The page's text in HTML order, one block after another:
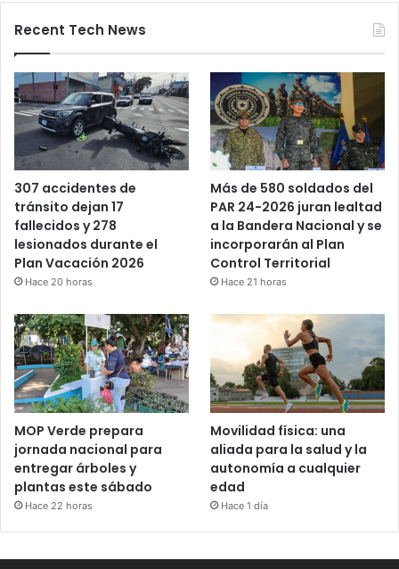
Recent Tech News
307 accidentes de
tránsito dejan 17
fallecidos y 278
lesionados durante el
Plan Vacación 2026
Hace 20 horas
Más de 580 soldados del
PAR 24-2026 juran lealtad
a la Bandera Nacional y se
incorporarán al Plan
Control Territorial
Hace 21 horas
MOP Verde prepara
jornada nacional para
entregar árboles y
plantas este sábado
Hace 22 horas
Movilidad física: una
aliada para la salud y la
autonomía a cualquier
edad
Hace 1 día